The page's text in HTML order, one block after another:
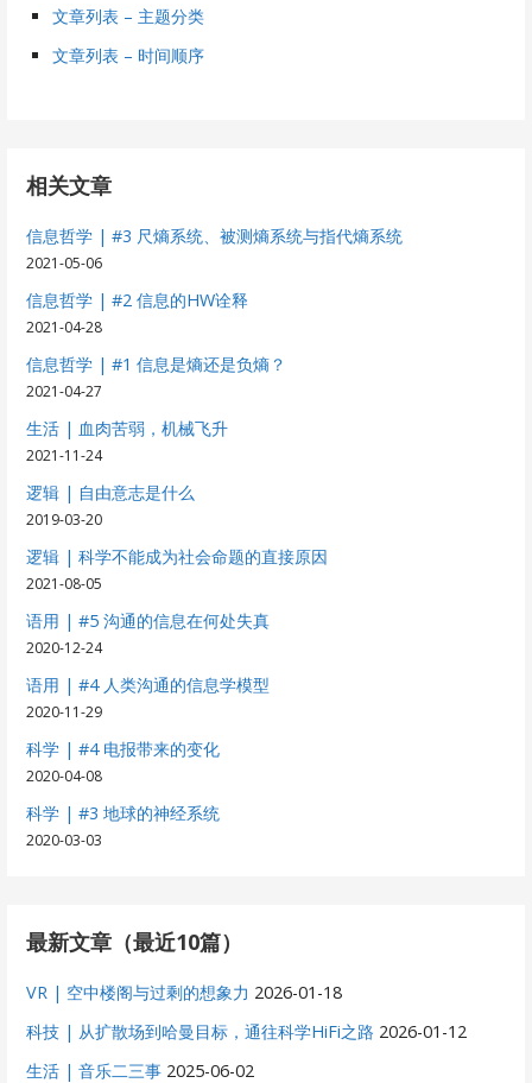
文章列表 – 主题分类
文章列表 – 时间顺序
相关文章
信息哲学 | #3 尺熵系统、被测熵系统与指代熵系统
2021-05-06
信息哲学 | #2 信息的HW诠释
2021-04-28
信息哲学 | #1 信息是熵还是负熵？
2021-04-27
生活 | 血肉苦弱，机械飞升
2021-11-24
逻辑 | 自由意志是什么
2019-03-20
逻辑 | 科学不能成为社会命题的直接原因
2021-08-05
语用 | #5 沟通的信息在何处失真
2020-12-24
语用 | #4 人类沟通的信息学模型
2020-11-29
科学 | #4 电报带来的变化
2020-04-08
科学 | #3 地球的神经系统
2020-03-03
最新文章（最近10篇）
VR | 空中楼阁与过剩的想象力 2026-01-18
科技 | 从扩散场到哈曼目标，通往科学HiFi之路 2026-01-12
生活 | 音乐二三事 2025-06-02